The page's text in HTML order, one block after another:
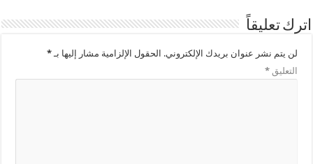
اترك تعليقاً
لن يتم نشر عنوان بريدك الإلكتروني. الحقول الإلزامية مشار إليها بـ*
التعليق*